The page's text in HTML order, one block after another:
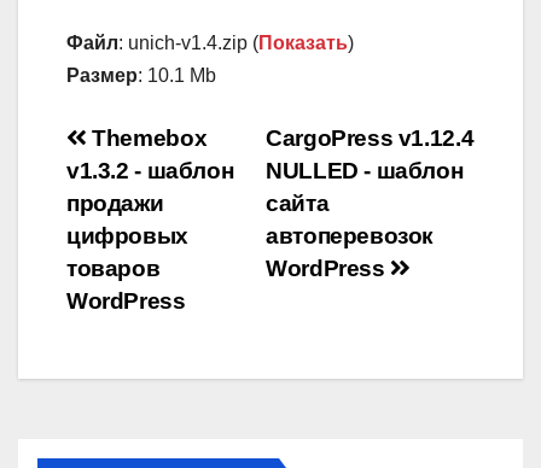
Файл: unich-v1.4.zip (Показать)
Размер: 10.1 Mb
Навигация
по
записям
CargoPress v1.12.4
NULLED - шаблон
сайта
автоперевозок
WordPress
Themebox
v1.3.2 - шаблон
продажи
цифровых
товаров
WordPress